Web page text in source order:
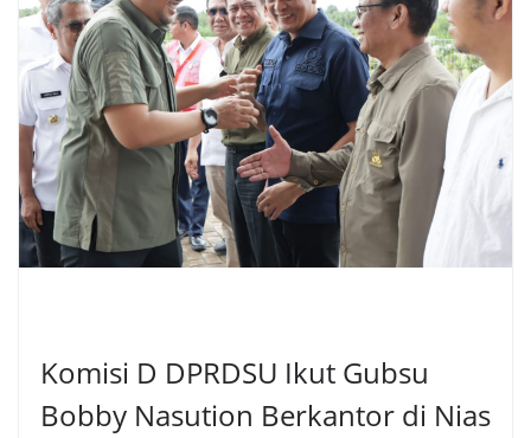
Komisi D DPRDSU Ikut Gubsu
Bobby Nasution Berkantor di Nias